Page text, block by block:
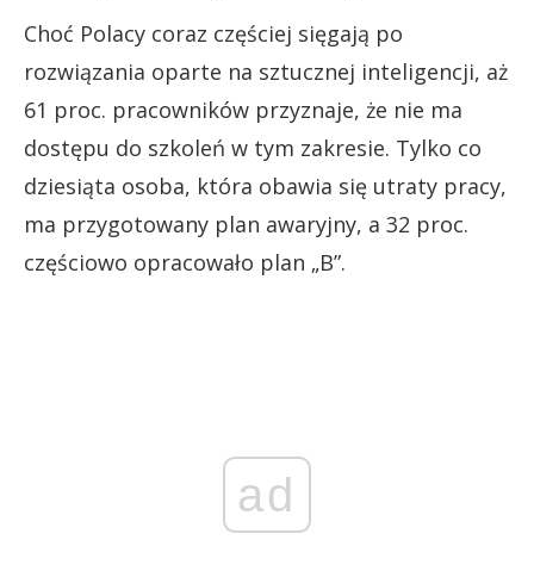
Choć Polacy coraz częściej sięgają po
rozwiązania oparte na sztucznej inteligencji, aż
61 proc. pracowników przyznaje, że nie ma
dostępu do szkoleń w tym zakresie. Tylko co
dziesiąta osoba, która obawia się utraty pracy,
ma przygotowany plan awaryjny, a 32 proc.
częściowo opracowało plan „B”.
ad